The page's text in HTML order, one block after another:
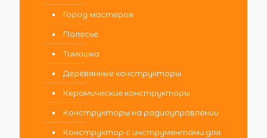
Город мастеров
Полесье
Тимошка
Деревянные конструкторы
Керамические конструкторы
Конструкторы на радиоуправлении
Конструктор с инструментами для